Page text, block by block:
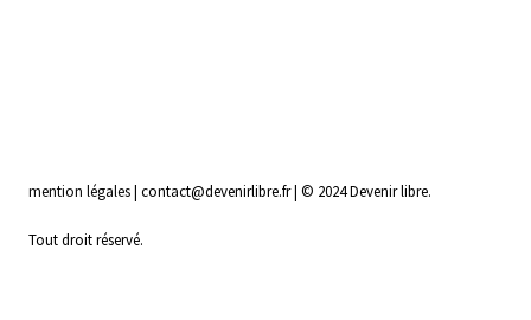
mention légales| contact@devenirlibre.fr | © 2024 Devenir libre.
Tout droit réservé.